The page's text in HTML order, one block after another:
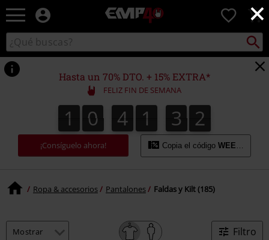
×
EMP
Música,
TV
&
Gaming
Merch
-
Ropa
Alternativa
0
Buscar
en
el
catálogo
Buscar
Hasta un 70% DTO. + 15% EXTRA*
FELIZ FIN DE SEMANA
1
1 0
0 4
4 1
1 3
3 0
1
0
2
1
¡Consíguelo ahora! Copia el código WEEKEND
Ropa & accesorios Pantalones Faldas y Kilt (185)
Filtro